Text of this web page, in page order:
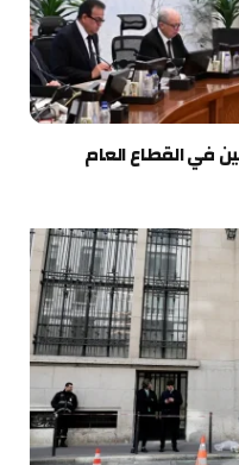
في القطاع العام